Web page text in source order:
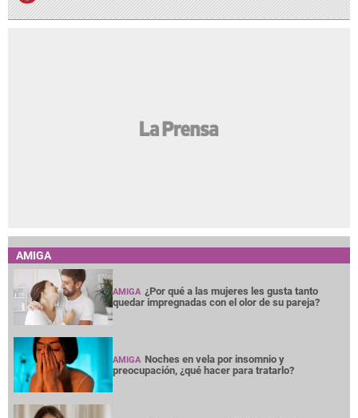
AMIGA
AMIGA ¿Por qué a las mujeres les gusta tanto
quedar impregnadas con el olor de su pareja?
AMIGA Noches en vela por insomnio y
preocupación, ¿qué hacer para tratarlo?